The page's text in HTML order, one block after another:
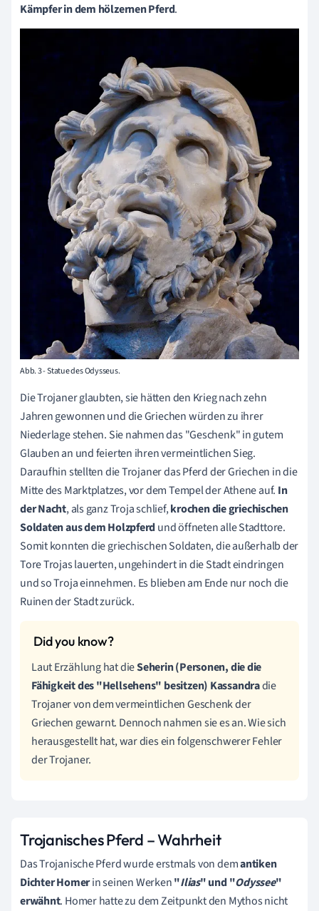
Kämpfer in dem hölzernen Pferd.
Abb. 3 - Statue des Odysseus.
Die Trojaner glaubten, sie hätten den Krieg nach zehn
Jahren gewonnen und die Griechen würden zu ihrer
Niederlage stehen. Sie nahmen das "Geschenk" in gutem
Glauben an und feierten ihren vermeintlichen Sieg.
Daraufhin stellten die Trojaner das Pferd der Griechen in die
Mitte des Marktplatzes, vor dem Tempel der Athene auf. In
der Nacht, als ganz Troja schlief,krochen die griechischen
Soldaten aus dem Holzpferdund öffneten alle Stadttore.
Somit konnten die griechischen Soldaten, die außerhalb der
Tore Trojas lauerten, ungehindert in die Stadt eindringen
und so Troja einnehmen. Es blieben am Ende nur noch die
Ruinen der Stadt zurück.
Laut Erzählung hat dieSeherin (Personen, die die
Fähigkeit des "Hellsehens" besitzen) Kassandradie
Trojaner von dem vermeintlichen Geschenk der
Griechen gewarnt. Dennoch nahmen sie es an. Wie sich
herausgestellt hat, war dies ein folgenschwerer Fehler
der Trojaner.
Trojanisches Pferd – Wahrheit
Das Trojanische Pferd wurde erstmals von demantiken
Dichter Homerin seinen Werken"Ilias" und "Odyssee"
erwähnt. Homer hatte zu dem Zeitpunkt den Mythos nicht